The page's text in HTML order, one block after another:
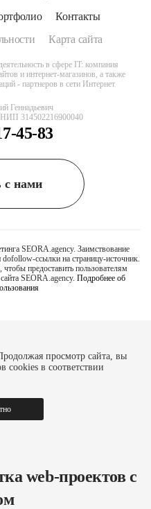
Контакты
Карта сайта
в сфере IT: компания
и интернет-магазинов, а также
- партнеров в сети Интернет
Геннадьевич
314502216900040
45-83
с нами
SEORA.agency. Заимствование
ссылки на страницу-источник.
предоставить пользователям
SEORA.agency. Подробнее об
просмотр сайта, вы
cookies в соответствии
web-проектов с